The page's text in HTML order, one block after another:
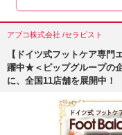
アブコ株式会社 /セラピスト
【ドイツ式フットケア専
躍中★＜ピップグループの
に、全国11店舗を展開中！